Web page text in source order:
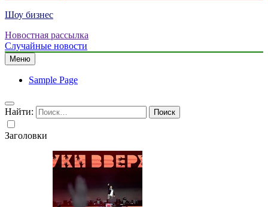
Шоу бизнес
Новостная рассылка
Случайные новости
Меню
Sample Page
Найти:
Заголовки